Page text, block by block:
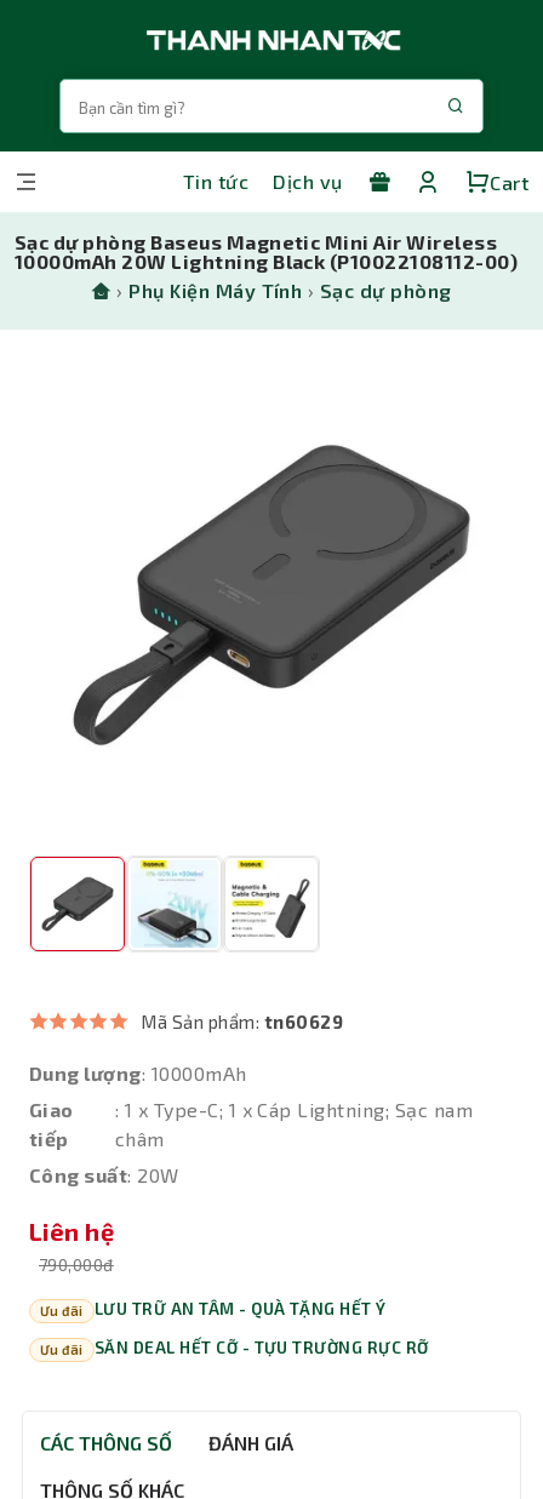
Tin tức Dịch vụ Cart
Sạc dự phòng Baseus Magnetic Mini Air Wireless
10000mAh 20W Lightning Black (P10022108112-00)
› Phụ Kiện Máy Tính › Sạc dự phòng
Mã Sản phẩm: tn60629
Dung lượng: 10000mAh
Giao
tiếp
: 1 x Type-C; 1 x Cáp Lightning; Sạc nam
châm
Công suất: 20W
Liên hệ
790,000đ
Ưu đãi LƯU TRỮ AN TÂM - QUÀ TẶNG HẾT Ý
Ưu đãi SĂN DEAL HẾT CỠ - TỰU TRƯỜNG RỰC RỠ
CÁC THÔNG SỐ ĐÁNH GIÁ
THÔNG SỐ KHÁC